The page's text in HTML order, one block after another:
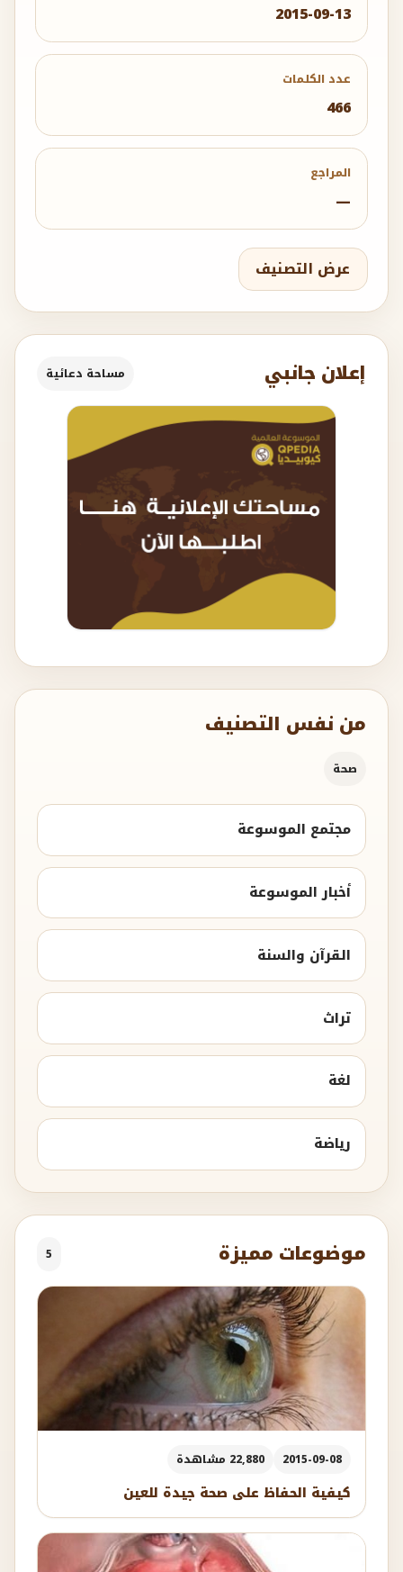
2015-09-13
عدد الكلمات
466
المراجع
—
عرض التصنيف
إعلان جانبي مساحة دعائية
من نفس التصنيف
صحة
مجتمع الموسوعة
أخبار الموسوعة
القرآن والسنة
تراث
لغة
رياضة
موضوعات مميزة 5
2015-09-08 22,880 مشاهدة
كيفية الحفاظ على صحة جيدة للعين